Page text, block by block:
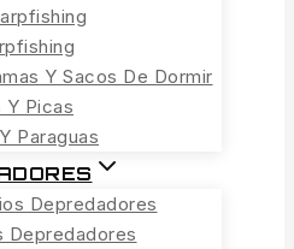
Y Sacos De Dormir
Y Picas
Paraguas
Depredadores
Depredadores